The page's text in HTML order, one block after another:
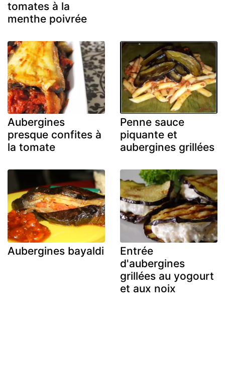
tomates à la
menthe poivrée
Aubergines
presque confites à
la tomate
Penne sauce
piquante et
aubergines grillées
Aubergines bayaldi
Entrée
d'aubergines
grillées au yogourt
et aux noix